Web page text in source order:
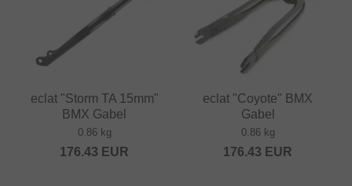
eclat "Storm TA 15mm"
BMX Gabel
0.86 kg
176.43 EUR
eclat "Coyote" BMX
Gabel
0.86 kg
176.43 EUR